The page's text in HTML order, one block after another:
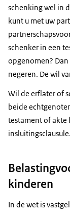
schenking wel in
kunt u met uw
schenker in een
opgenomen?
negeren. De wil
Wil de erflater of
beide
testament of akte
insluitingsclausule.
kinderen
In de wet is